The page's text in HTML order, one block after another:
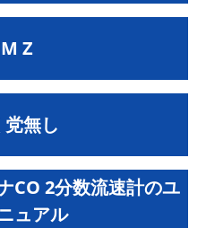
Z
無し
CO 2分数流速計のユ
ュアル